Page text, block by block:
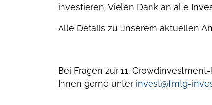
investieren. Vielen Dank an alle
Alle Details zu unserem aktuellen
Bei Fragen zur 11.
Ihnen gerne unter invest@fmtg-